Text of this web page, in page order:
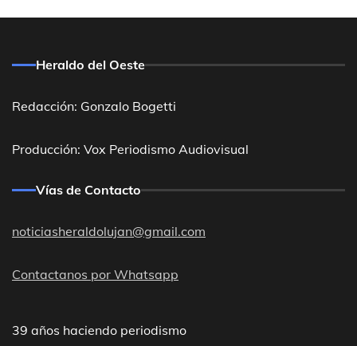
Heraldo del Oeste
Redacción: Gonzalo Bogetti
Producción: Vox Periodismo Audiovisual
Vías de Contacto
noticiasheraldolujan@gmail.com
Contactanos por Whatsapp
39 años haciendo periodismo